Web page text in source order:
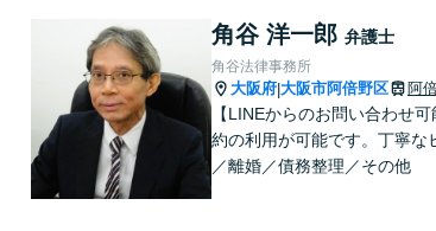
角谷 洋一郎 弁護士
角谷法律事務所
大阪府|大阪市阿倍野区 阿
【LINEからのお問い合わせ
約の利用が可能です。丁寧な
／離婚／債務整理／その他